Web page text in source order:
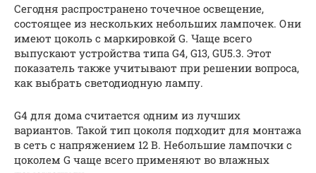
Сегодня распространено точечное освещение,
состоящее из нескольких небольших лампочек. Они
имеют цоколь с маркировкой G. Чаще всего
выпускают устройства типа G4, G13, GU5.3. Этот
показатель также учитывают при решении вопроса,
как выбрать светодиодную лампу.
G4 для дома считается одним из лучших
вариантов. Такой тип цоколя подходит для монтажа
в сеть с напряжением 12 В. Небольшие лампочки с
цоколем G чаще всего применяют во влажных